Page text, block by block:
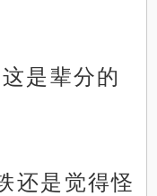
是辈分的
还是觉得怪